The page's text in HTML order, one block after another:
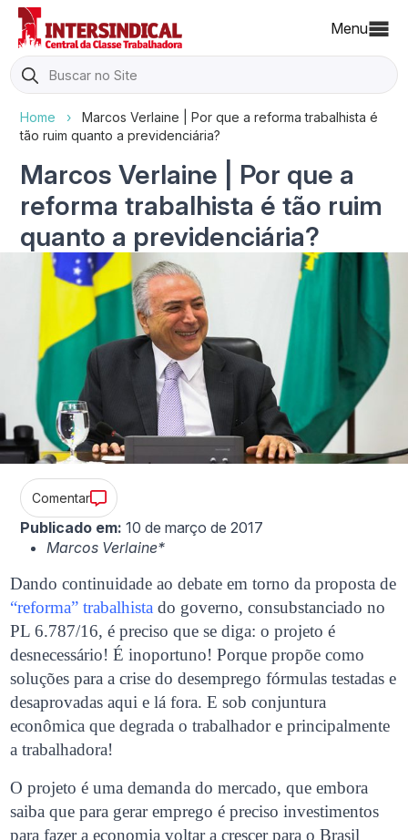
Menu
Search
for:
Home ›
Marcos Verlaine | Por que a reforma trabalhista é
tão ruim quanto a previdenciária?
Marcos Verlaine | Por que a
reforma trabalhista é tão ruim
quanto a previdenciária?
Comentar
Publicado em: 10 de março de 2017
Marcos Verlaine*
Dando continuidade ao debate em torno da proposta de
“reforma” trabalhista do governo, consubstanciado no
PL 6.787/16, é preciso que se diga: o projeto é
desnecessário! É inoportuno! Porque propõe como
soluções para a crise do desemprego fórmulas testadas e
desaprovadas aqui e lá fora. E sob conjuntura
econômica que degrada o trabalhador e principalmente
a trabalhadora!
O projeto é uma demanda do mercado, que embora
saiba que para gerar emprego é preciso investimentos
para fazer a economia voltar a crescer para o Brasil